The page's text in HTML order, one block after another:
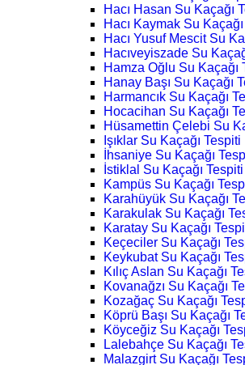
Hacı Hasan Su Kaçağı
Hacı Kaymak Su
Hacı Yusuf Mescit Su
Hacıveyiszade Su
Hamza Oğlu Su Kaçağı
Hanay Başı Su Kaçağı
Harmancık Su Kaçağı
Hocacihan Su Kaçağı
Hüsamettin Çelebi Su
Işıklar Su Kaçağı Tespiti
İhsaniye Su Kaçağı
İstiklal Su Kaçağı Tespiti
Kampüs Su Kaçağı
Karahüyük Su Kaçağı
Karakulak Su Kaçağı
Karatay Su Kaçağı
Keçeciler Su Kaçağı
Keykubat Su Kaçağı
Kılıç Aslan Su Kaçağı
Kovanağzı Su Kaçağı
Kozağaç Su Kaçağı
Köprü Başı Su Kaçağı
Köyceğiz Su Kaçağı
Lalebahçe Su Kaçağı
Malazgirt Su Kaçağı